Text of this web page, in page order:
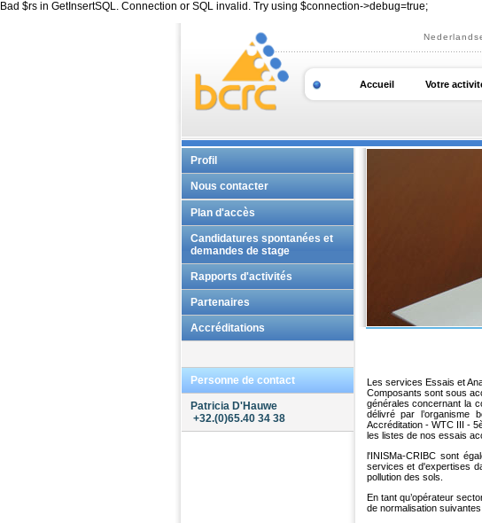
Bad $rs in GetInsertSQL. Connection or SQL invalid. Try using $connection->debug=true;
Accueil Votre
Profil
Nous contacter
Principaux services
Trouver quelqu'un
Plan d'accès
Candidatures spontanées et
demandes de stage
Rapports d'activités
Partenaires
Accréditations
Personne de contact
Patricia D'Hauwe
+32.(0)65.40 34 38
Les services Essais et
Composants sont sous
générales concernant la
délivré par l’organisme
Accréditation - WTC III -
les listes de nos essais
l'INISMa-CRIBC sont
services et d'expertises
pollution des sols.
En tant qu’opérateur
de normalisation suivantes